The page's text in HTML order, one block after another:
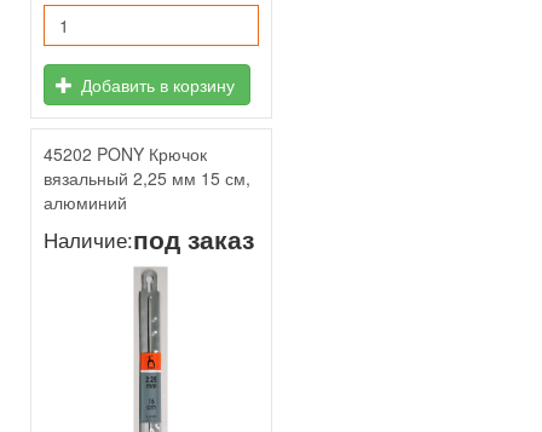
Добавить в корзину
45202 PONY Крючок
вязальный 2,25 мм 15 см,
алюминий
Наличие:под заказ